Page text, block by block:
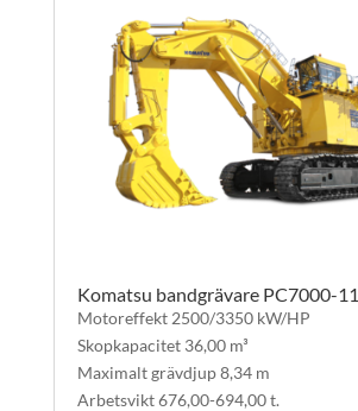
Komatsu bandgrävare PC7000-11
Motoreffekt 2500/3350 kW/HP
Skopkapacitet 36,00 m³
Maximalt grävdjup 8,34 m
Arbetsvikt 676,00-694,00 t.